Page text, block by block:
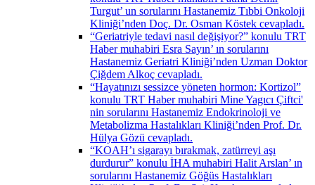
Turgut’ un sorularını Hastanemiz Tıbbi Onkoloji
Kliniği’nden Doç. Dr. Osman Köstek cevapladı.
“Geriatriyle tedavi nasıl değişiyor?” konulu TRT
Haber muhabiri Esra Sayın’ ın sorularını
Hastanemiz Geriatri Kliniği’nden Uzman Doktor
Çiğdem Alkoç cevapladı.
“Hayatınızı sessizce yöneten hormon: Kortizol”
konulu TRT Haber muhabiri Mine Yagıcı Çiftci'
nin sorularını Hastanemiz Endokrinoloji ve
Metabolizma Hastalıkları Kliniği’nden Prof. Dr.
Hülya Gözü cevapladı.
“KOAH’ı sigarayı bırakmak, zatürreyi aşı
durdurur” konulu İHA muhabiri Halit Arslan’ ın
sorularını Hastanemiz Göğüs Hastalıkları